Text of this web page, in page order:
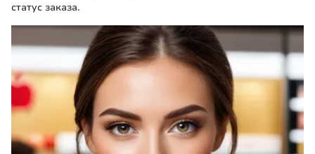
статус заказа.